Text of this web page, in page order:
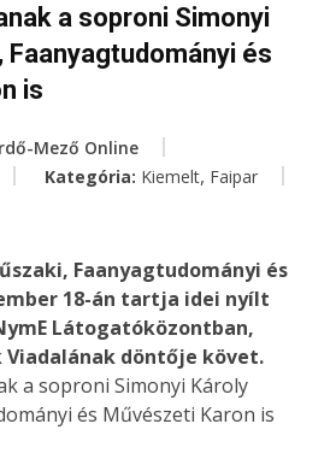
a soproni Simonyi
Faanyagtudományi és
is
Mező Online
Kategória: Kiemelt, Faipar
Faanyagtudományi és
18-án tartja idei nyílt
Látogatóközontban,
döntője követ.